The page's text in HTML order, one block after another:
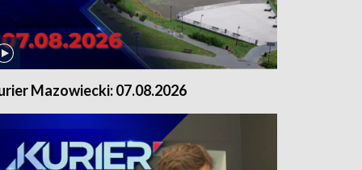
Mazowiecki: 07.08.2026